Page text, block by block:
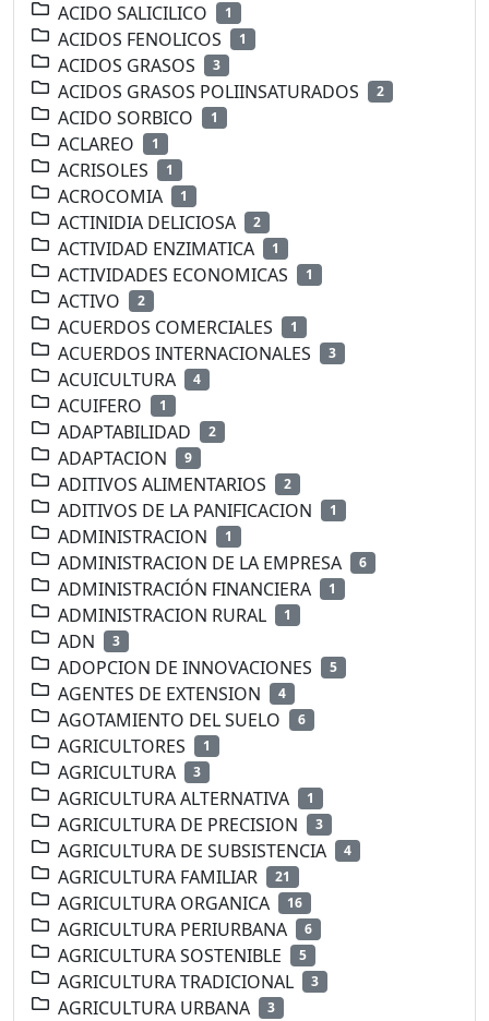
ACIDO SALICILICO 1
ACIDOS FENOLICOS 1
ACIDOS GRASOS 3
ACIDOS GRASOS POLIINSATURADOS 2
ACIDO SORBICO 1
ACLAREO 1
ACRISOLES 1
ACROCOMIA 1
ACTINIDIA DELICIOSA 2
ACTIVIDAD ENZIMATICA 1
ACTIVIDADES ECONOMICAS 1
ACTIVO 2
ACUERDOS COMERCIALES 1
ACUERDOS INTERNACIONALES 3
ACUICULTURA 4
ACUIFERO 1
ADAPTABILIDAD 2
ADAPTACION 9
ADITIVOS ALIMENTARIOS 2
ADITIVOS DE LA PANIFICACION 1
ADMINISTRACION 1
ADMINISTRACION DE LA EMPRESA 6
ADMINISTRACIÓN FINANCIERA 1
ADMINISTRACION RURAL 1
ADN 3
ADOPCION DE INNOVACIONES 5
AGENTES DE EXTENSION 4
AGOTAMIENTO DEL SUELO 6
AGRICULTORES 1
AGRICULTURA 3
AGRICULTURA ALTERNATIVA 1
AGRICULTURA DE PRECISION 3
AGRICULTURA DE SUBSISTENCIA 4
AGRICULTURA FAMILIAR 21
AGRICULTURA ORGANICA 16
AGRICULTURA PERIURBANA 6
AGRICULTURA SOSTENIBLE 5
AGRICULTURA TRADICIONAL 3
AGRICULTURA URBANA 3